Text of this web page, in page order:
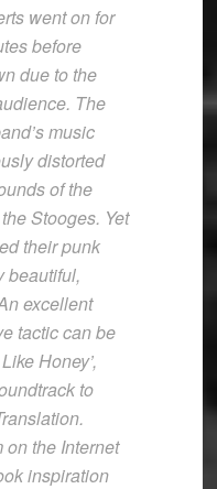
went on for
before
due to the
The
music
distorted
of the
Stooges. Yet
their punk
beautiful,
excellent
tactic can be
Honey’,
to
on the Internet
inspiration